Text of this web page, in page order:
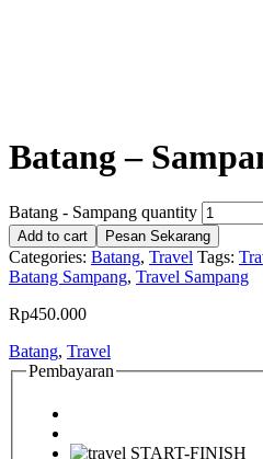
Batang –
Batang - Sampang quantity
Add to cart Pesan Sekarang
Categories: Batang, Travel Tags:
Batang Sampang, Travel Sampang
Rp450.000
Batang, Travel
Pembayaran